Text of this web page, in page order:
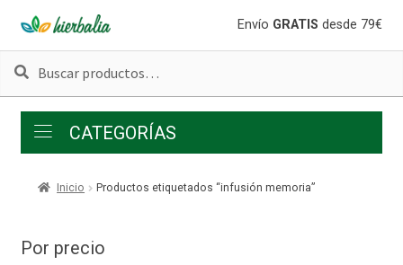
Ir
a
la
navegación
Ir
al
contenido
Envío GRATIS desde 79€
Buscar
Buscar
CATEGORÍAS
Inicio Productos etiquetados “infusión memoria”
Por precio